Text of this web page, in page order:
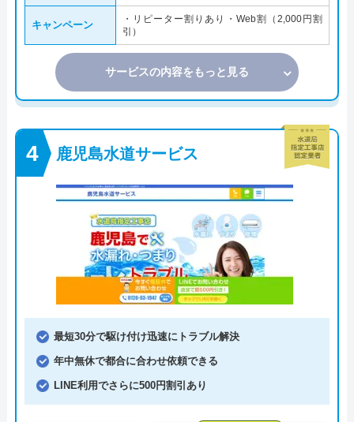
キャンペーン
・リピーター割りあり・Web割（2,000円割
引）
サービスの内容をもっと見る
鹿児島水道サービス
最短30分で駆け付け迅速にトラブル解決
年中無休で都合に合わせ依頼できる
LINE利用でさらに500円割引あり